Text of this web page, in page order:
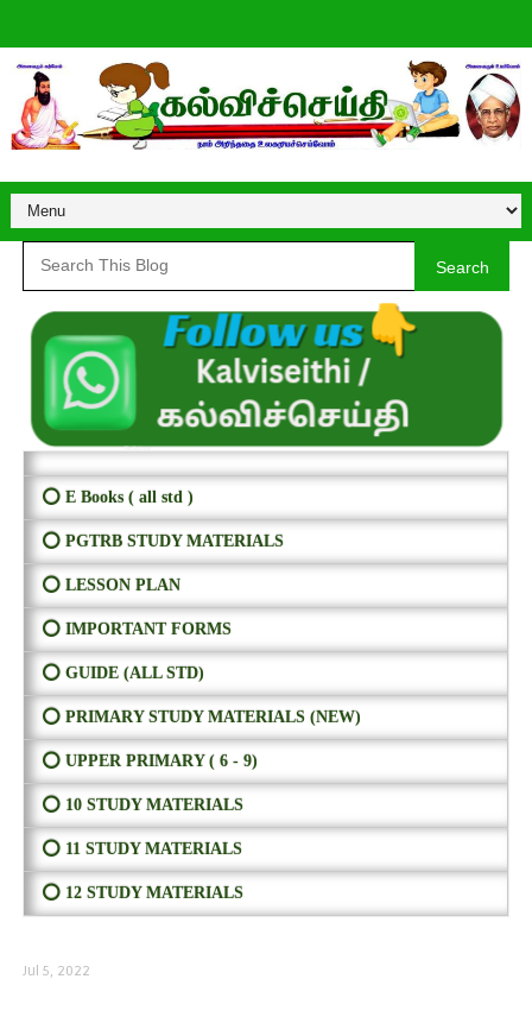
Search
⭕ E Books ( all std )
⭕ PGTRB STUDY MATERIALS
⭕ LESSON PLAN
⭕ IMPORTANT FORMS
⭕ GUIDE (ALL STD)
⭕ PRIMARY STUDY MATERIALS (NEW)
⭕ UPPER PRIMARY ( 6 - 9)
⭕ 10 STUDY MATERIALS
⭕ 11 STUDY MATERIALS
⭕ 12 STUDY MATERIALS
Jul 5, 2022